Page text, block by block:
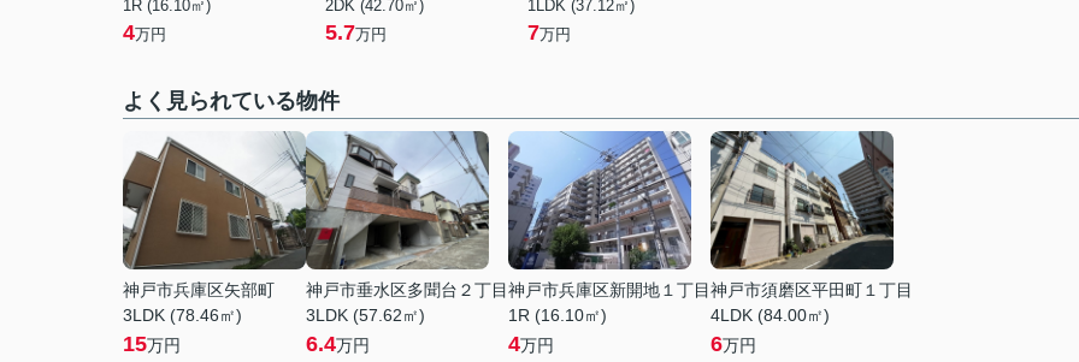
1R (16.10㎡)
4万円
2DK (42.70㎡)
5.7万円
1LDK (37.12㎡)
7万円
よく見られている物件
神戸市兵庫区矢部町
3LDK (78.46㎡)
15万円
神戸市垂水区多聞台２丁目
3LDK (57.62㎡)
6.4万円
神戸市兵庫区新開地１丁目
1R (16.10㎡)
4万円
神戸市須磨区平田町１丁目
4LDK (84.00㎡)
6万円